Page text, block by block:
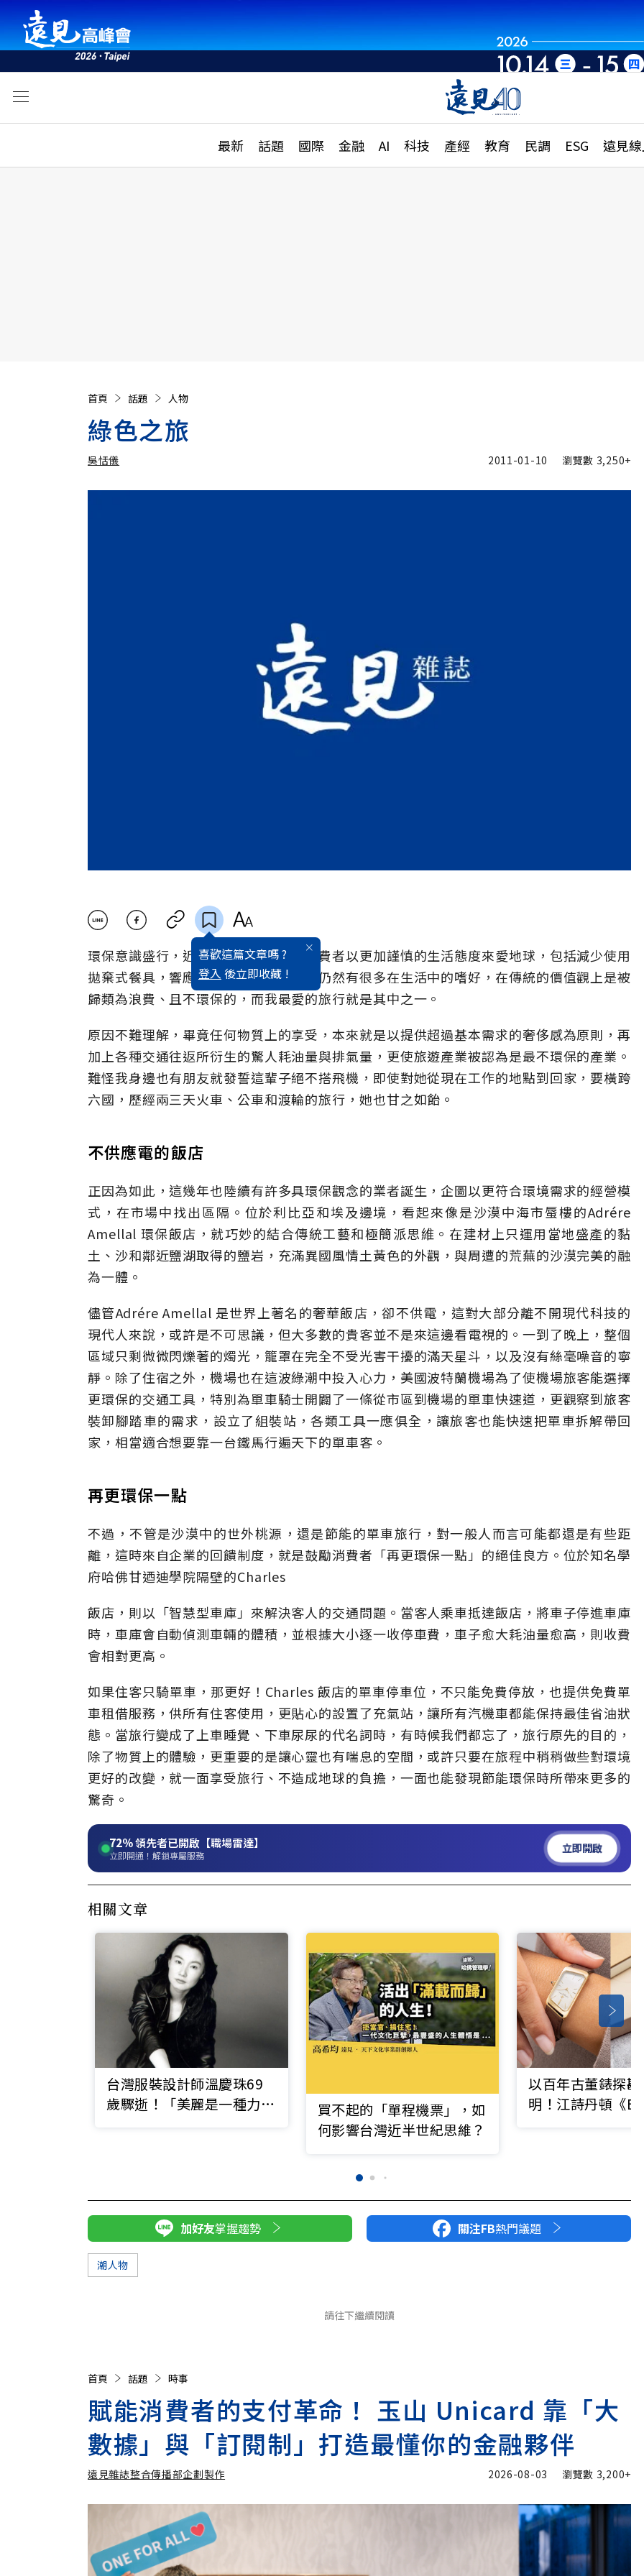
最新 話題 國際 金融 AI 科技 產經 教育 民調 ESG 遠見
活動
話題
國際
特輯
大學升學、職涯攻略
縣市施政調查全解析
首頁 話題 人物
綠色之旅
吳恬儀 2011-01-10 瀏覽數 3,250+
喜歡這篇文章嗎 ?
登入 後立即收藏 !
環保意識盛行，近年來也有愈來愈多消費者以更加謹慎的生活態度來愛地球，包括減少使用
拋棄式餐具，響應週一無肉日等；不過仍然有很多在生活中的嗜好，在傳統的價值觀上是被
歸類為浪費、且不環保的，而我最愛的旅行就是其中之一。
原因不難理解，畢竟任何物質上的享受，本來就是以提供超過基本需求的奢侈感為原則，再
加上各種交通往返所衍生的驚人耗油量與排氣量，更使旅遊產業被認為是最不環保的產業。
難怪我身邊也有朋友就發誓這輩子絕不搭飛機，即使對她從現在工作的地點到回家，要橫跨
六國，歷經兩三天火車、公車和渡輪的旅行，她也甘之如飴。
不供應電的飯店
正因為如此，這幾年也陸續有許多具環保觀念的業者誕生，企圖以更符合環境需求的經營模
式，在市場中找出區隔。位於利比亞和埃及邊境，看起來像是沙漠中海市蜃樓的Adrére
Amellal 環保飯店，就巧妙的結合傳統工藝和極簡派思維。在建材上只運用當地盛產的黏
土、沙和鄰近鹽湖取得的鹽岩，充滿異國風情土黃色的外觀，與周遭的荒蕪的沙漠完美的融
為一體。
儘管Adrére Amellal 是世界上著名的奢華飯店，卻不供電，這對大部分離不開現代科技的
現代人來說，或許是不可思議，但大多數的貴客並不是來這邊看電視的。一到了晚上，整個
區域只剩微微閃爍著的燭光，籠罩在完全不受光害干擾的滿天星斗，以及沒有絲毫噪音的寧
靜。除了住宿之外，機場也在這波綠潮中投入心力，美國波特蘭機場為了使機場旅客能選擇
更環保的交通工具，特別為單車騎士開闢了一條從市區到機場的單車快速道，更觀察到旅客
裝卸腳踏車的需求，設立了組裝站，各類工具一應俱全，讓旅客也能快速把單車拆解帶回
家，相當適合想要靠一台鐵馬行遍天下的單車客。
再更環保一點
不過，不管是沙漠中的世外桃源，還是節能的單車旅行，對一般人而言可能都還是有些距
離，這時來自企業的回饋制度，就是鼓勵消費者「再更環保一點」的絕佳良方。位於知名學
府哈佛甘迺迪學院隔壁的Charles
飯店，則以「智慧型車庫」來解決客人的交通問題。當客人乘車抵達飯店，將車子停進車庫
時，車庫會自動偵測車輛的體積，並根據大小逐一收停車費，車子愈大耗油量愈高，則收費
會相對更高。
如果住客只騎單車，那更好！Charles 飯店的單車停車位，不只能免費停放，也提供免費單
車租借服務，供所有住客使用，更貼心的設置了充氣站，讓所有汽機車都能保持最佳省油狀
態。當旅行變成了上車睡覺、下車尿尿的代名詞時，有時候我們都忘了，旅行原先的目的，
除了物質上的體驗，更重要的是讓心靈也有喘息的空間，或許只要在旅程中稍稍做些對環境
更好的改變，就一面享受旅行、不造成地球的負擔，一面也能發現節能環保時所帶來更多的
驚奇。
72%領先者已開啟【職場雷達】
立即開通！解鎖專屬服務
立即開啟
相關文章
台灣服裝設計師溫慶珠69
歲驟逝！「美麗是一種力
買不起的「單程機票」，如
何影響台灣近半世紀思維？
以百年古董錶探
明！江詩丹頓《
加好友掌握趨勢 關注FB熱門議題
潮人物
請往下繼續閱讀
首頁 話題 時事
賦能消費者的支付革命！ 玉山 Unicard 靠「大
數據」與「訂閱制」打造最懂你的金融夥伴
遠見雜誌整合傳播部企劃製作
遠見雜誌整合傳播部企劃製作
2026-08-03 瀏覽數 3,200+